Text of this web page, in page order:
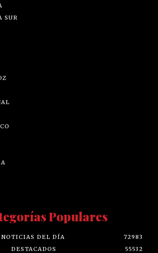
SUR
Populares
NOTICIAS DEL DÍA
72983
DESTACADOS
55532